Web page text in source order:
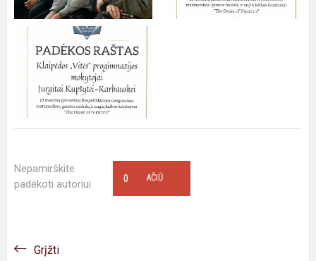
Nepamirškite
padėkoti autoriui
AČIŪ
0
Grįžti